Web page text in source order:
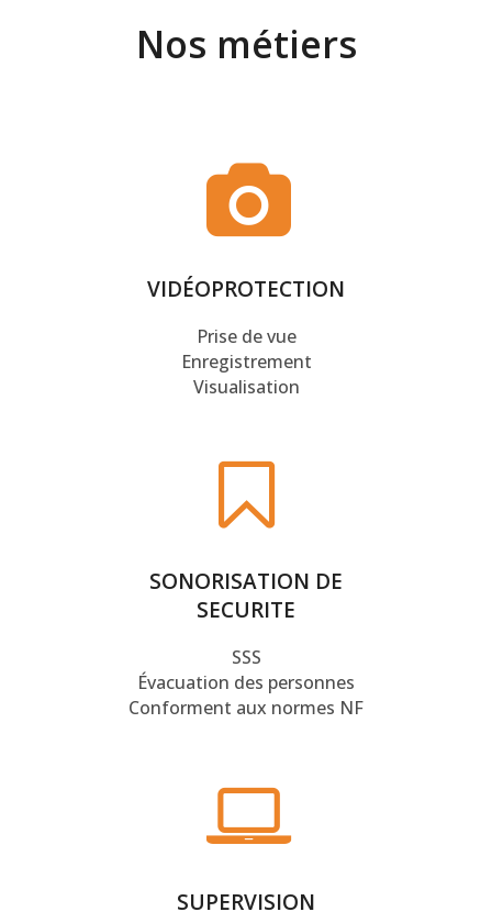
Nos métiers
VIDÉOPROTECTION
Prise de vue
Enregistrement
Visualisation
SONORISATION DE
SECURITE
SSS
Évacuation des personnes
Conforment aux normes NF
SUPERVISION